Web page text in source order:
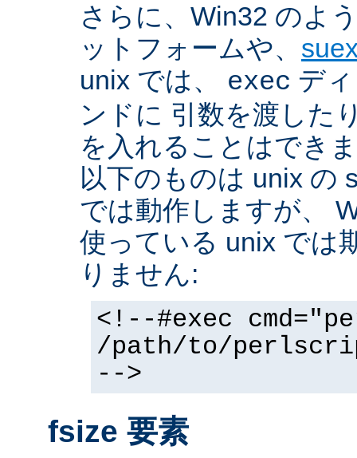
さらに、Win32 のよ
ットフォームや、
unix では、 exec デ
ンドに 引数を渡した
を入れることはでき
以下のものは unix の
では動作しますが、
使っている unix では
りません:
<!--#exec
/path/to/
-->
fsize 要素